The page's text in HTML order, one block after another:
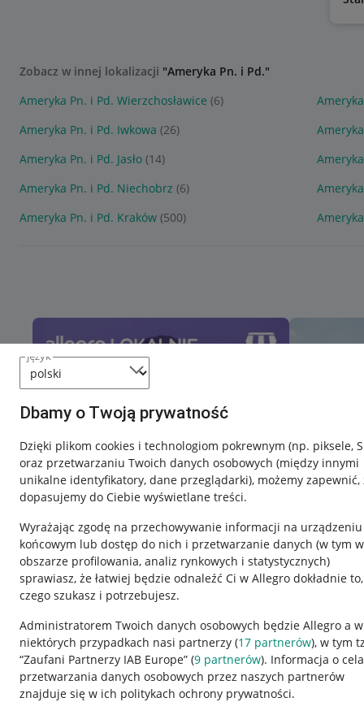
język
Dbamy o Twoją prywatność
Dzięki plikom cookies i technologiom pokrewnym (np. piksele,
oraz przetwarzaniu Twoich danych osobowych (między innymi
unikalne identyfikatory, dane przeglądarki), możemy zapewnić,
dopasujemy do Ciebie wyświetlane treści.
Wyrażając zgodę na przechowywanie informacji na urządzeniu
końcowym lub dostęp do nich i przetwarzanie danych (w tym w
obszarze profilowania, analiz rynkowych i statystycznych)
sprawiasz, że łatwiej będzie odnaleźć Ci w Allegro dokładnie to,
czego szukasz i potrzebujesz.
Administratorem Twoich danych osobowych będzie Allegro a w
niektórych przypadkach nasi partnerzy (17 partnerów), w tym
“Zaufani Partnerzy IAB Europe” (9 partnerów). Informacja o
przetwarzania danych osobowych przez naszych partnerów
znajduje się w ich politykach ochrony prywatności.
Zobacz w innej lokalizacji "Ameryka Pn. i Pd."
Ameryka Pn. i Pd. Wierzchosławice (6)
Ameryka Pn. i Pd. Iwkowa (26)
Ameryka Pn. i Pd. Jasło (14)
Ameryka Pn. i Pd. Niechobrz (6)
Ameryka Pn. i Pd. Kraków (500)
Przydatne informacje
Jak to działa
Napisz do nas
Allegro Gadane dla sprzedających
Regulamin
Polityka
Ustawienia